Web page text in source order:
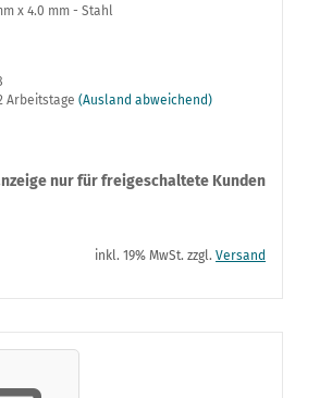
x 4.0 mm - Stahl
Arbeitstage (Ausland abweichend)
nur für freigeschaltete Kunden
inkl. 19% MwSt. zzgl. Versand